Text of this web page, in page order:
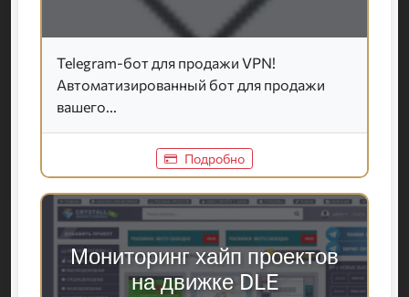
Telegram-бот для продажи VPN!
Автоматизированный бот для продажи
вашего...
Подробно
Мониторинг хайп проектов
на движке DLE